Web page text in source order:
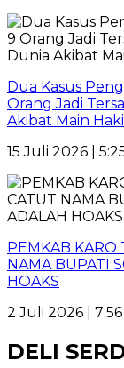
Dua Kasus
Orang Jadi
Akibat Main
15 Juli 2026 |
PEMKAB KARO
NAMA BUPATI
HOAKS
2 Juli 2026 |
DELI